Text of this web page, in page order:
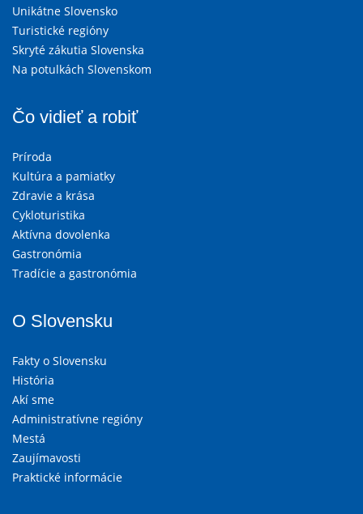
Unikátne Slovensko
Turistické regióny
Skryté zákutia Slovenska
Na potulkách Slovenskom
Čo vidieť a robiť
Príroda
Kultúra a pamiatky
Zdravie a krása
Cykloturistika
Aktívna dovolenka
Gastronómia
Tradície a gastronómia
O Slovensku
Fakty o Slovensku
História
Akí sme
Administratívne regióny
Mestá
Zaujímavosti
Praktické informácie